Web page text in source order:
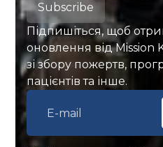
Subscribe
Підпишіться, щоб
оновлення від Mission
зі збору пожертв,
пацієнтів та інше.